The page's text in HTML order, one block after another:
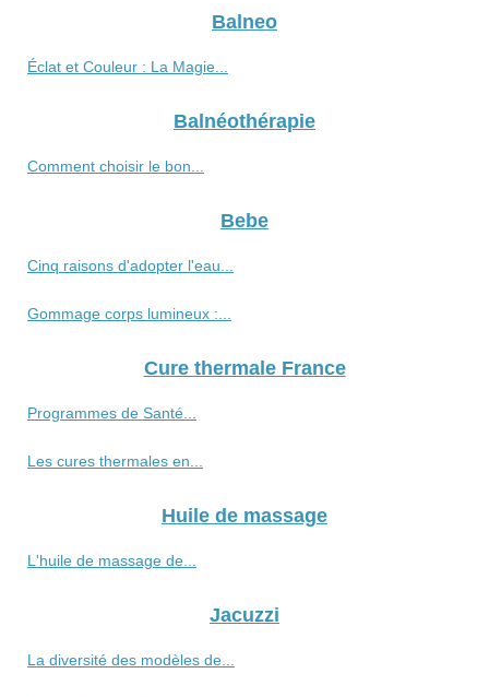
Balneo
Éclat et Couleur : La Magie...
Balnéothérapie
Comment choisir le bon...
Bebe
Cinq raisons d'adopter l'eau...
Gommage corps lumineux :...
Cure thermale France
Programmes de Santé...
Les cures thermales en...
Huile de massage
L'huile de massage de...
Jacuzzi
La diversité des modèles de...